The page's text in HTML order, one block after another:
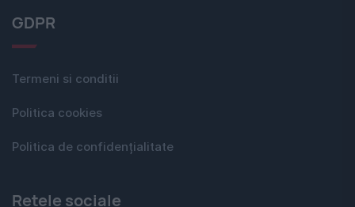
GDPR
Termeni si conditii
Politica cookies
Politica de confidențialitate
Rețele sociale